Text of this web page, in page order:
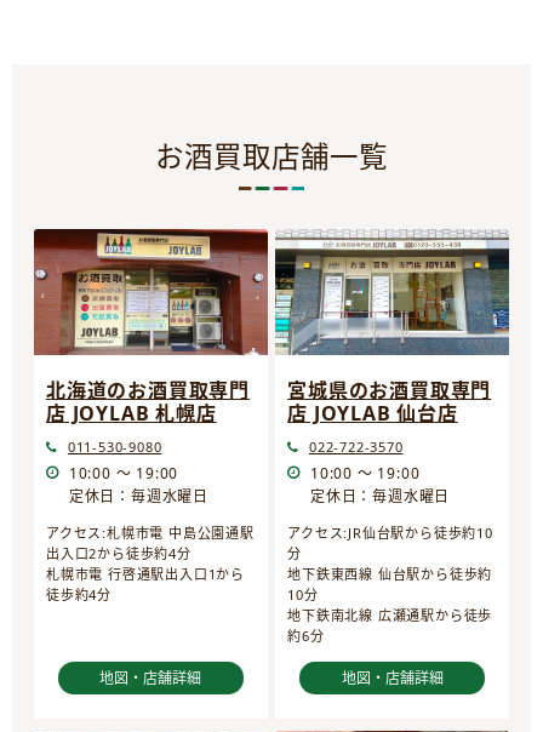
お酒買取店舗一覧
北海道のお酒買取専門
店 JOYLAB 札幌店
011-530-9080
10:00 ～ 19:00
定休日：毎週水曜日
アクセス:札幌市電 中島公園通駅
出入口2から徒歩約4分
札幌市電 行啓通駅出入口1から
徒歩約4分
地図・店舗詳細
宮城県のお酒買取専門
店 JOYLAB 仙台店
022-722-3570
10:00 ～ 19:00
定休日：毎週水曜日
アクセス:JR仙台駅から徒歩約10
分
地下鉄東西線 仙台駅から徒歩約
10分
地下鉄南北線 広瀬通駅から徒歩
約6分
地図・店舗詳細